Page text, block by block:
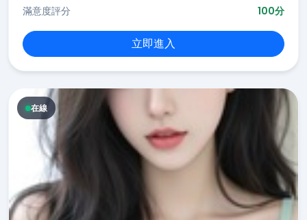
滿意度評分
100分
立即進入
在線